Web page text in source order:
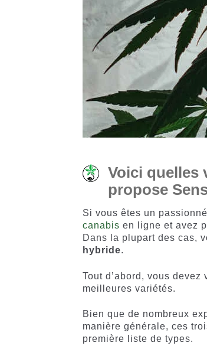
Voici quelles
propose
Si vous êtes un
canabis en ligne et avez
Dans la plupart des cas,
hybride.
Tout d’abord, vous
meilleures variétés.
Bien que de nombreux
manière générale, ces
première liste de types.